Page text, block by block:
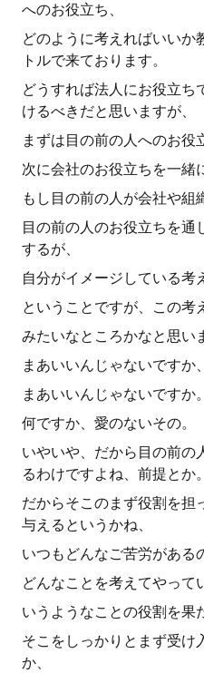
へのお役立ち、
どのように考えればいいか
トルで来ております。
どうすれば法人にお役立ち
けるべきだと思いますが、
まずは目の前の人へのお役
次に会社のお役立ちを一緒
もし目の前の人が会社や組
目の前の人のお役立ちを通
するが、
自分がイメージしている考
ということですが、この考
みたいなところかなと思い
まあいいんじゃないですか
まあいいんじゃないですか。
何ですか、愛のないその。
いやいや、だから目の前の
るわけですよね、前提とか。
だからそこのまず役割を担
与えるというかね、
いつもどんなご苦労がある
どんなことを考えてやって
いうようなことの役割を果
そこをしっかりとまず受け
か、